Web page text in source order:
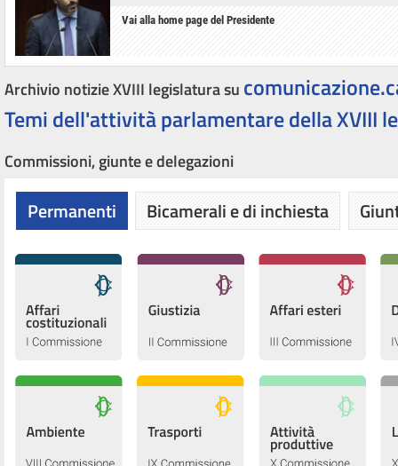
Vai alla home page del Presidente
Archivio notizie XVIII legislatura su
Temi dell'attività parlamentare della XVIII
Commissioni, giunte e delegazioni
Permanenti Bicamerali e di inchiesta